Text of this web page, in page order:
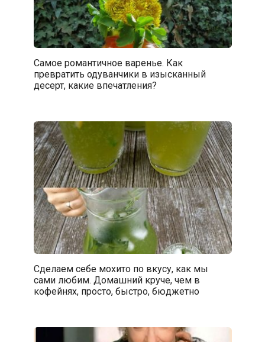
Самое романтичное варенье. Как
превратить одуванчики в изысканный
десерт, какие впечатления?
Сделаем себе мохито по вкусу, как мы
сами любим. Домашний круче, чем в
кофейнях, просто, быстро, бюджетно